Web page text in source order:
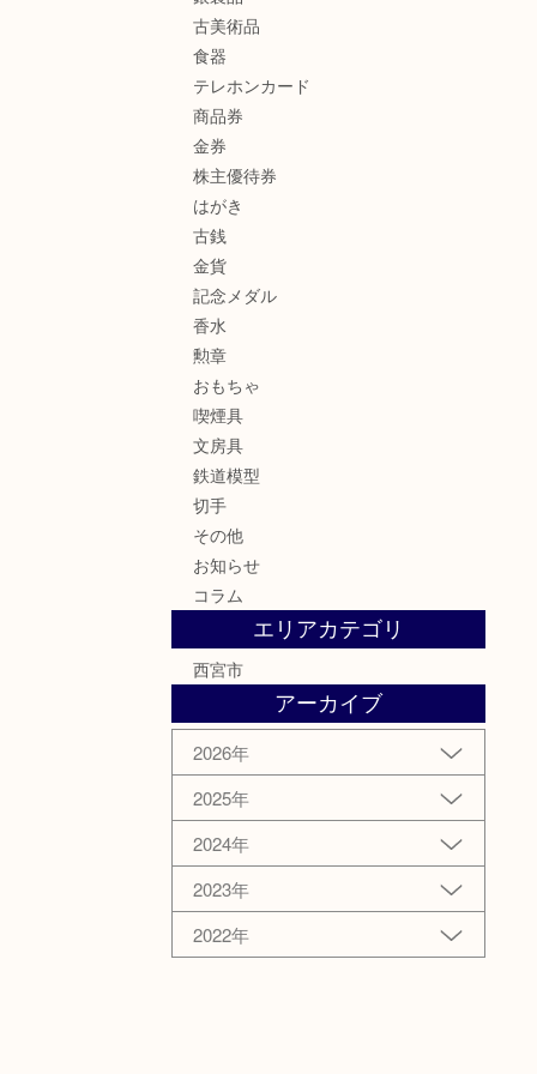
古美術品
食器
テレホンカード
商品券
金券
株主優待券
はがき
古銭
金貨
記念メダル
香水
勲章
おもちゃ
喫煙具
文房具
鉄道模型
切手
その他
お知らせ
コラム
エリアカテゴリ
西宮市
アーカイブ
2026年
2025年
2024年
2023年
2022年